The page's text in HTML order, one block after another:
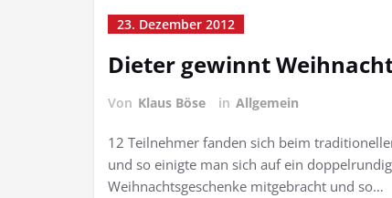
23. Dezember 2012
Dieter gewinnt
Von Klaus Böse in Allgemein
12 Teilnehmer fanden sich beim
und so einigte man sich auf ein
Weihnachtsgeschenke mitgebracht und so…